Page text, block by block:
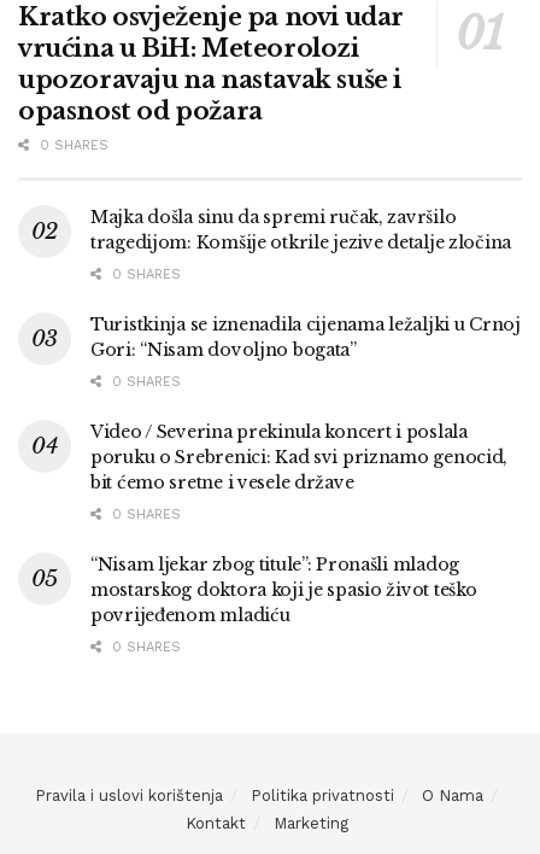
Kratko osvježenje pa novi udar
vrućina u BiH: Meteorolozi
upozoravaju na nastavak suše i
opasnost od požara
0 SHARES
Majka došla sinu da spremi ručak, završilo
tragedijom: Komšije otkrile jezive detalje zločina
0 SHARES
Turistkinja se iznenadila cijenama ležaljki u Crnoj
Gori: “Nisam dovoljno bogata”
0 SHARES
Video / Severina prekinula koncert i poslala
poruku o Srebrenici: Kad svi priznamo genocid,
bit ćemo sretne i vesele države
0 SHARES
“Nisam ljekar zbog titule”: Pronašli mladog
mostarskog doktora koji je spasio život teško
povrijeđenom mladiću
0 SHARES
Pravila i uslovi korištenja Politika privatnosti
O Nama
Kontakt
Marketing